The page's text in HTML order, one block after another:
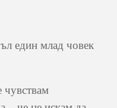
един млад човек